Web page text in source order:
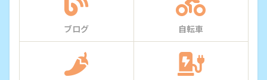
ブログ 自転車